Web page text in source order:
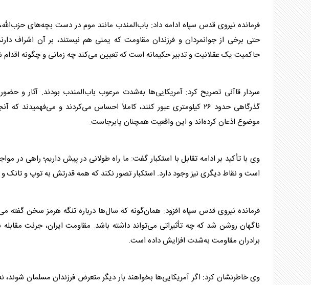
فرمانده نیروی قدس سپاهادامه داد: باب‌المندب مانند موم در دست بچه‌های
حتی برخی از جوانمردان و فرزندان مقاومت که یمنی هم نیستند، بر آن اشراف
حاکمیت یک عقلانیت و تدبیر حکیمانه است که تعیین می‌کند چه زمانی و چگونه اقدام
سردار قاآنی تصریح کرد: آمریکایی‌ها به‌شدت مرعوب باب‌المندب بودند. آثار و
گذرگاهی حدود ۲۶ کیلومتری عبور کنند، کاملاً احساس می‌کردند و
موضوع اذعان کرده‌اند و این واقعیت همچنان پابرجاست.
وی با تأکید بر ادامه تقابل با استکبار گفت: ما راه طولانی در پیش داریم؛ راهی در
است و نقاط دیگری نیز وجود دارد. استکبار تصور نکند که همه قدرتش به توپ و
فرمانده نیروی قدس سپاهافزود: همان‌گونه که سال‌ها درباره تنگه هرمز سخن گفته
ناگهان روشن شد که چه تأثیراتی می‌تواند داشته باشد. مقاومت ایران، جرئت
برادران مقاومت به‌شدت افزایش داده است.
وی خاطرنشان کرد: اگر آمریکایی‌ها بخواهند بار دیگر متعرض فرزندان مسلمان شوند،